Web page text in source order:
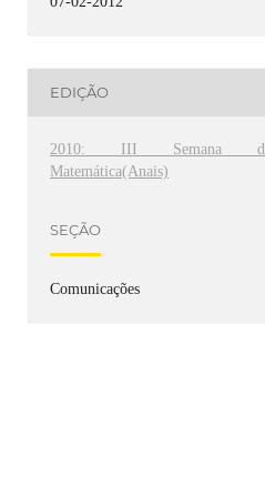
EDIÇÃO
2010: III Semana
Matemática(Anais)
SEÇÃO
Comunicações